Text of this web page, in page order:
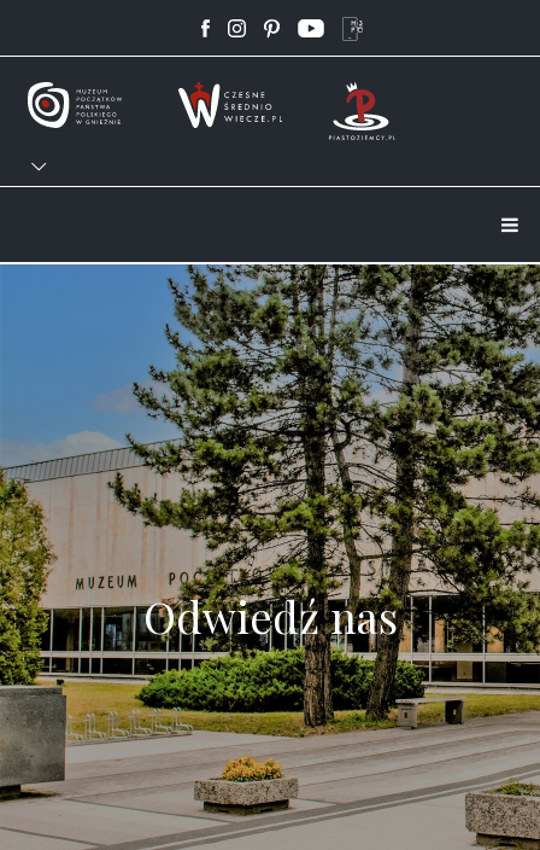
Odwiedź nas